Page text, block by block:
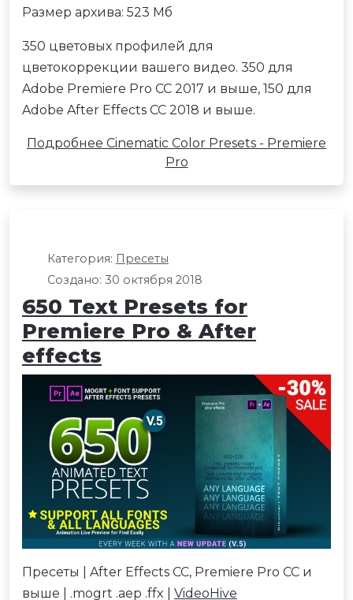
Размер архива: 523 Мб
350 цветовых профилей для
цветокоррекции вашего видео. 350 для
Adobe Premiere Pro CC 2017 и выше, 150 для
Adobe After Effects CC 2018 и выше.
Подробнее Cinematic Color Presets - Premiere
Pro
Категория: Пресеты
Создано: 30 октября 2018
650 Text Presets for
Premiere Pro & After
effects
Пресеты | After Effects CC, Premiere Pro CC и
выше | .mogrt .aep .ffx | VideoHive